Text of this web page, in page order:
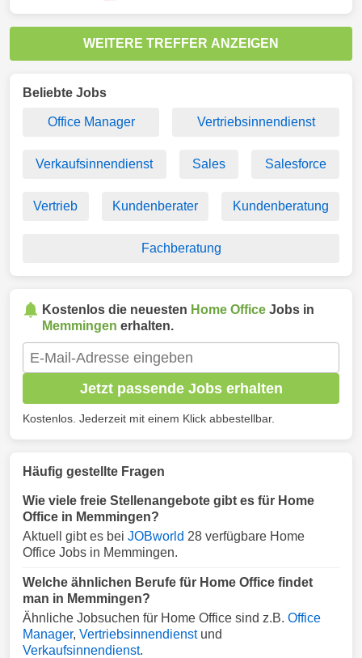
WEITERE TREFFER ANZEIGEN
Beliebte Jobs
Office Manager Vertriebsinnendienst
Verkaufsinnendienst Sales Salesforce
Vertrieb Kundenberater Kundenberatung
Fachberatung
Kostenlos die neuesten Home Office Jobs in
Memmingen erhalten.
Jetzt passende Jobs erhalten
Kostenlos. Jederzeit mit einem Klick abbestellbar.
Häufig gestellte Fragen
Wie viele freie Stellenangebote gibt es für Home
Office in Memmingen?
Aktuell gibt es bei JOBworld 28 verfügbare Home
Office Jobs in Memmingen.
Welche ähnlichen Berufe für Home Office findet
man in Memmingen?
Ähnliche Jobsuchen für Home Office sind z.B. Office
Manager, Vertriebsinnendienstund
Verkaufsinnendienst.